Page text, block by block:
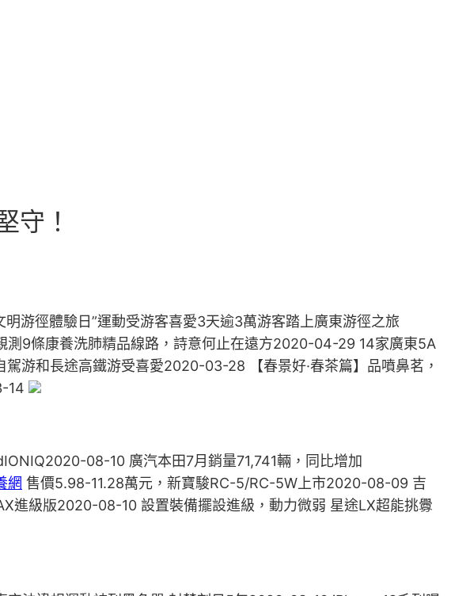
守！
游徑體驗日”運動受游客喜愛3天逾3萬游客踏上廣東游徑之旅
測9條康養洗肺精品線路，詩意何止在遠方2020-04-29 14家廣東5A
游和長途高鐵游受喜愛2020-03-28 【春景好·春茶篇】品噴鼻茗，
14
08-10 廣汽本田7月銷量71,741輛，同比增加
網 售價5.98-11.28萬元，新寶駿RC-5/RC-5W上市2020-08-09 吉
進級版2020-08-10 設置裝備擺設進級，動力微弱 星途LX超能挑釁